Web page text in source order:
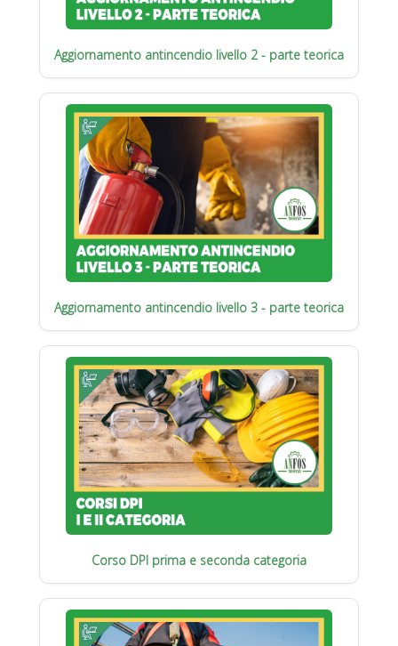
Aggiornamento antincendio livello 2 - parte teorica
Aggiornamento antincendio livello 3 - parte teorica
Corso DPI prima e seconda categoria